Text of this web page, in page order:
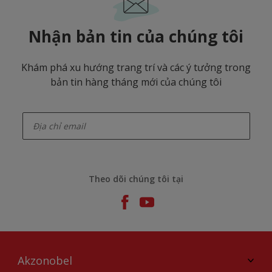
Nhận bản tin của chúng tôi
Khám phá xu hướng trang trí và các ý tưởng trong
bản tin hàng tháng mới của chúng tôi
Theo dõi chúng tôi tại
Akzonobel